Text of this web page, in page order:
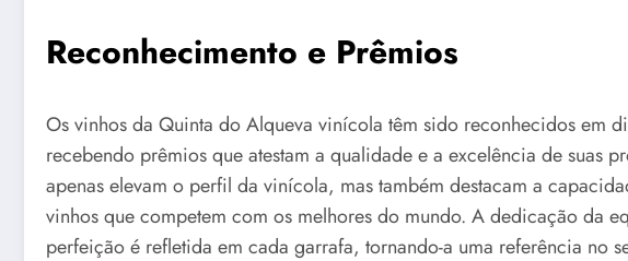
Reconhecimento e Prêmios
Os vinhos da Quinta do Alqueva vinícola têm sido reconhecidos em
recebendo prêmios que atestam a qualidade e a excelência de suas
apenas elevam o perfil da vinícola, mas também destacam a
vinhos que competem com os melhores do mundo. A dedicação da
perfeição é refletida em cada garrafa, tornando-a uma referência no